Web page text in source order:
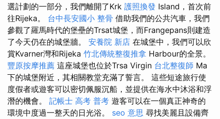
選計劃的一部分，我們離開了Krk 護照換發 Island，首次前
往Rijeka。 台中長安國小 整骨 借助我們的公共汽車，我們
參觀了羅馬時代的堡壘的Trsat城堡，而Frangepans則建造
了今天仍在的城堡牆。 安養院 新店 在城堡中，我們可以欣
賞Kvarner灣和Rijeka 竹北傳統整復推拿 Harbour的全景。
豐原按摩推薦 這座城堡也位於Trsa Virgin 台北整復師 Ma
下的城堡附近，其相關教堂充滿了誓言。 這些短途旅行使
度假者或遊客可以密切佩服沉船，並提供在海水中沐浴和浮
潛的機會。 記帳士 高考 普考 遊客可以在一個真正神奇的
環境中度過一整天的日光浴。 seo 意思 尋找美麗且設備齊